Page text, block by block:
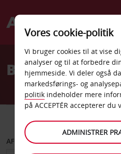
Welcome
AvisBilleje St
AFHENT FRA
Vores cookie-politik
Vi bruger cookies til at vise
analyser og til at forbedre
hjemmeside. Vi deler også
markedsførings- og
politik indeholder mere
på ACCEPTÉR accepterer
ADMINISTRER